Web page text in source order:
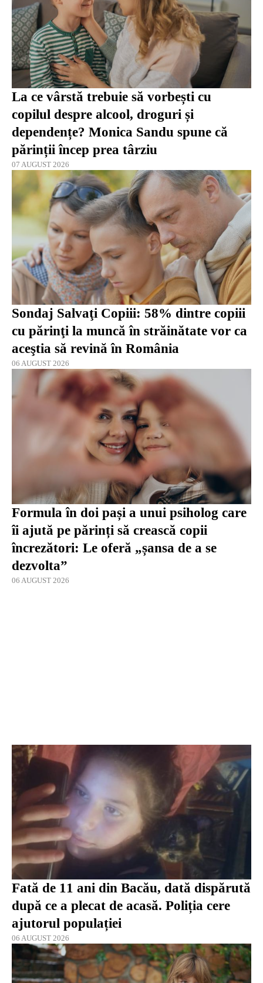
La ce vârstă trebuie să vorbești cu
copilul despre alcool, droguri și
dependențe? Monica Sandu spune că
părinții încep prea târziu
07 AUGUST 2026
Sondaj Salvaţi Copiii: 58% dintre copiii
cu părinţi la muncă în străinătate vor ca
aceştia să revină în România
06 AUGUST 2026
Formula în doi pași a unui psiholog care
îi ajută pe părinți să crească copii
încrezători: Le oferă „șansa de a se
dezvolta”
06 AUGUST 2026
Fată de 11 ani din Bacău, dată dispărută
după ce a plecat de acasă. Poliția cere
ajutorul populației
06 AUGUST 2026